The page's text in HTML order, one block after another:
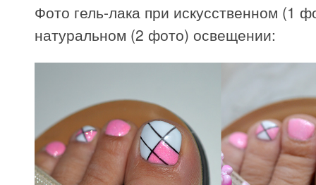
Фото гель-лака при искусственном (1
натуральном (2 фото) освещении: